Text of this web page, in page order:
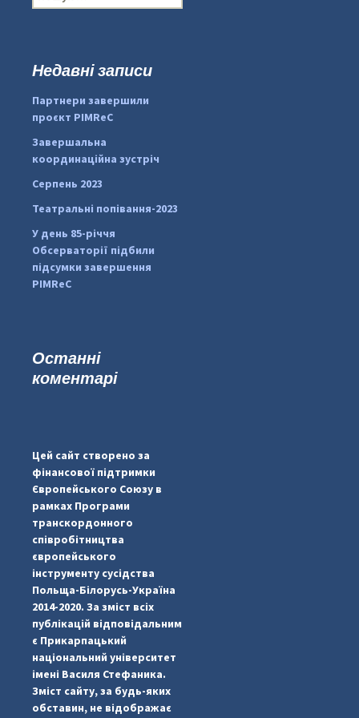
#PipIvanToday
pimrec_project
о
:Недавні записи
Партнери завершили
проєкт PIMReC
Завершальна
координаційна зустріч
Серпень 2023
Театральні попівання-2023
У день 85-річчя
Обсерваторії підбили
підсумки завершення
PIMReC
Останні
коментарі
Цей сайт створено за
фінансової підтримки
Європейського Союзу в
рамках Програми
транскордонного
співробітництва
європейського
інструменту сусідства
Польща-Білорусь-Україна
2014-2020. За зміст всіх
публікацій відповідальним
є Прикарпацький
національний університет
імені Василя Стефаника.
Зміст сайту, за будь-яких
обставин, не відображає